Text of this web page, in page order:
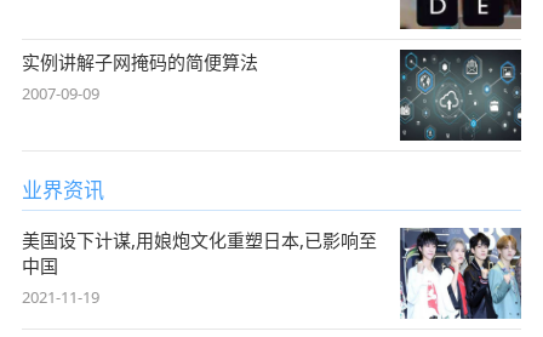
实例讲解子网掩码的简便算法
2007-09-09
业界资讯
美国设下计谋,用娘炮文化重塑日本,已影响至
中国
2021-11-19